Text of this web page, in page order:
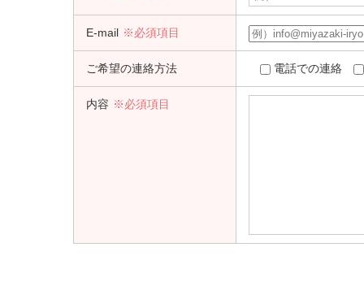
E-mail ※必須項目
ご希望の連絡方法 電話での連絡
内容 ※必須項目